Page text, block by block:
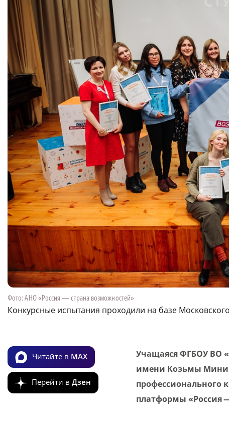
Фото: АНО «Россия — страна возможностей»
Конкурсные испытания проходили на базе
Читайте в MAX
Перейти в Дзен
Учащаяся ФГБОУ ВО
имени Козьмы
профессионального
платформы «Россия